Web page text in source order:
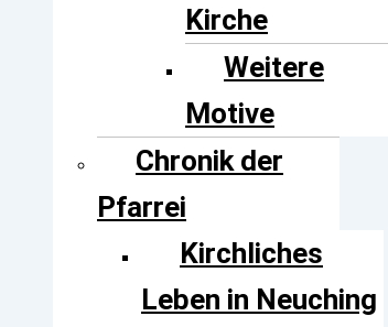
Kirche
Weitere
Motive
Chronik der
Pfarrei
Kirchliches
Leben in Neuching